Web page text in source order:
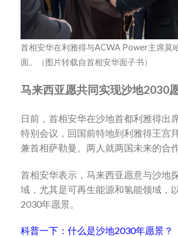
首相安华在利雅得与ACWA Power主席莫
面。（图片转载自首相安华面子书）
马来西亚愿共同实现沙地2030
日前，首相安华在沙地首都利雅得出
特别会议，回国前特地到利雅得王宫
兼首相萨勒曼。两人就两国未来的合
首相安华表示，马来西亚愿意与沙地
域，尤其是可再生能源和氢能领域，
2030年愿景。
科普一下：什么是沙地2030年愿景？